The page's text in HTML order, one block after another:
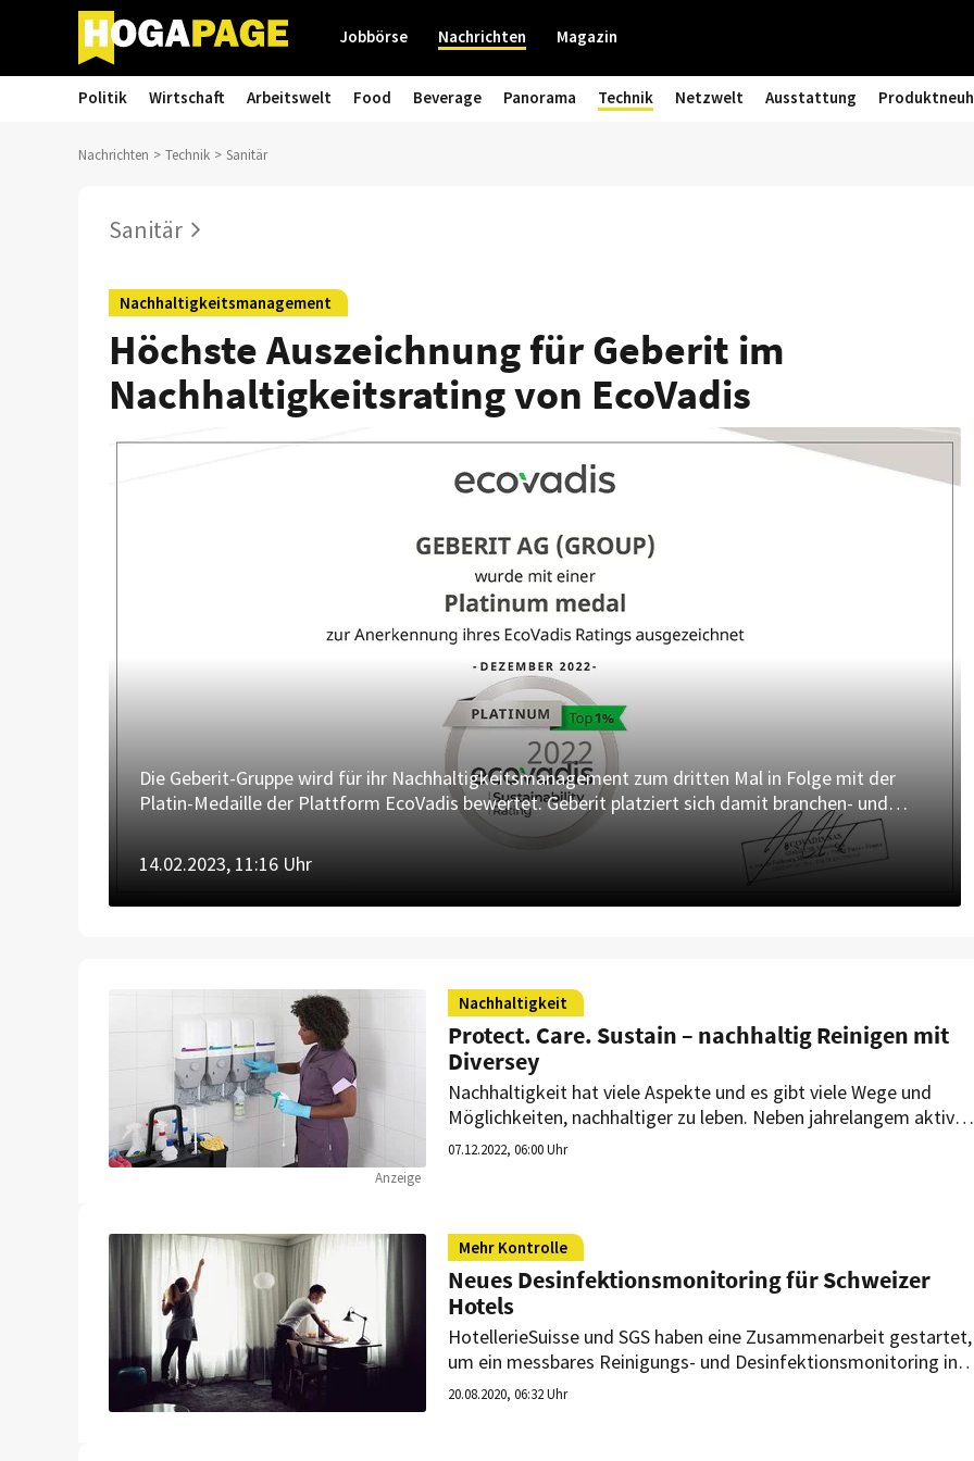
Jobbörse Nachrichten Magazin
Politik Wirtschaft Arbeitswelt Food Beverage Panorama Technik Netzwelt Ausstattung
Nachrichten Technik Sanitär
Sanitär
Die Geberit-Gruppe wird für ihr Nachhaltigkeitsmanagement zum dritten Mal in Folge mit der
Platin-Medaille der Plattform EcoVadis bewertet. Geberit platziert sich damit branchen- und
länderübergreifend unter den Top-1-Prozent aller von EcoVadis gelisteten Unternehmen.
14.02.2023, 11:16 Uhr
Nachhaltigkeitsmanagement
Höchste Auszeichnung für Geberit im
Nachhaltigkeitsrating von EcoVadis
Anzeige
Nachhaltigkeit
Protect. Care. Sustain – nachhaltig Reinigen mit
Diversey
Nachhaltigkeit hat viele Aspekte und es gibt viele Wege und
Möglichkeiten, nachhaltiger zu leben. Neben jahrelangem aktiven
Engagement bei bekannten Umweltschutz-Institutionen
07.12.2022, 06:00 Uhr
Mehr Kontrolle
Neues Desinfektionsmonitoring für Schweizer
Hotels
HotellerieSuisse und SGS haben eine Zusammenarbeit gestartet,
um ein messbares Reinigungs- und Desinfektionsmonitoring in
der Schweizer Hotellerie zu lancieren.
20.08.2020, 06:32 Uhr